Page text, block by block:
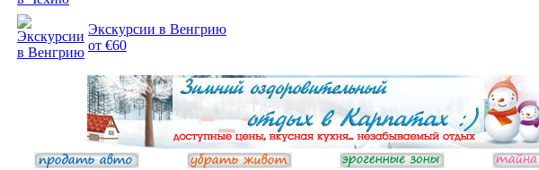
Экскурсии в Венгрию
от €60